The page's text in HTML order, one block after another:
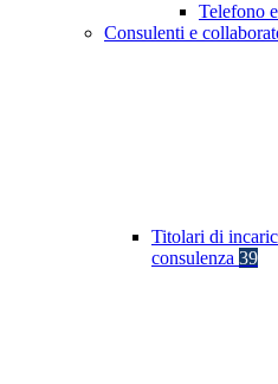
Telefono
Consulenti e
Titolari di
consulenza 39